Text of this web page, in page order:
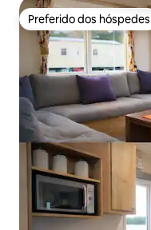
Preferido dos hóspedes
Preferido dos hóspedes